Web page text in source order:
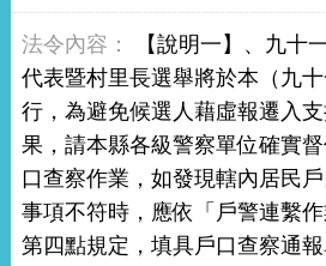
【說明一】、九十
代表暨村里長選舉將於本（九
行，為避免候選人藉虛報遷入
果，請本縣各級警察單位確實
口查察作業，如發現轄內居民
事項不符時，應依「戶警連繫作
第四點規定，填具戶口查察通